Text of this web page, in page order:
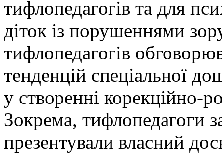
тифлопедагогів та для
діток із порушеннями
тифлопедагогів
тенденцій спеціальної
у створенні корекційно-
Зокрема, тифлопедагоги
презентували власний